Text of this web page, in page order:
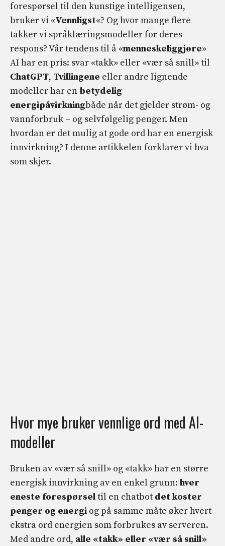
forespørsel til den kunstige intelligensen,
bruker vi «Vennligst«? Og hvor mange flere
takker vi språklæringsmodeller for deres
respons? Vår tendens til å «menneskeliggjøre»
AI har en pris: svar «takk» eller «vær så snill» til
ChatGPT, Tvillingene eller andre lignende
modeller har en betydelig
energipåvirkningbåde når det gjelder strøm- og
vannforbruk – og selvfølgelig penger. Men
hvordan er det mulig at gode ord har en energisk
innvirkning? I denne artikkelen forklarer vi hva
som skjer.
Hvor mye bruker vennlige ord med AI-
modeller
Bruken av «vær så snill» og «takk» har en større
energisk innvirkning av en enkel grunn: hver
eneste forespørseltil en chatbot det koster
penger og energi og på samme måte øker hvert
ekstra ord energien som forbrukes av serveren.
Med andre ord, alle «takk» eller «vær så snill»